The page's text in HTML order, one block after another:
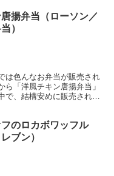
揚弁当（ローソン／
）
は色んなお弁当が販売され
「洋風チキン唐揚弁当」
、結構安めに販売されて
のロカボワッフル
ブン）